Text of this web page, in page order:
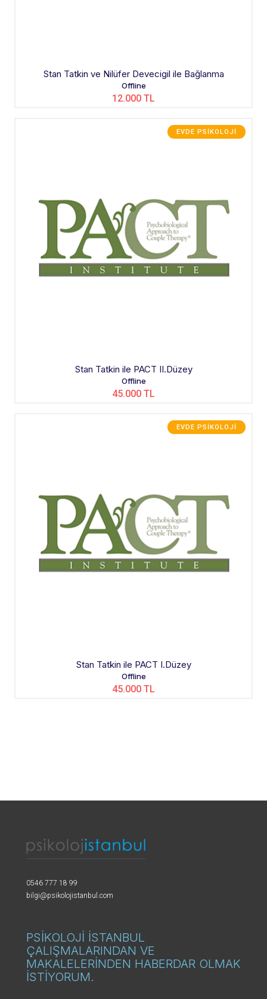
Stan Tatkin ve Nilüfer Devecigil ile Bağlanma
Offline
12.000 TL
EVDE PSIKOLOJI
Stan Tatkin ile PACT II.Düzey
Offline
45.000 TL
EVDE PSIKOLOJI
Stan Tatkin ile PACT I.Düzey
Offline
45.000 TL
0546 777 18 99
bilgi@psikolojistanbul.com
PSİKOLOJİ İSTANBUL
ÇALIŞMALARINDAN VE
MAKALELERİNDEN HABERDAR OLMAK
İSTİYORUM.